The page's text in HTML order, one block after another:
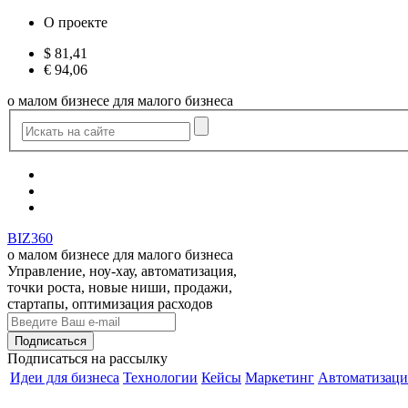
О проекте
$ 81,41
€ 94,06
о малом бизнесе для малого бизнеса
BIZ360
о малом бизнесе для малого бизнеса
Управление, ноу-хау, автоматизация,
точки роста, новые ниши, продажи,
стартапы, оптимизация расходов
Подписаться на рассылку
Идеи для бизнеса Технологии Кейсы Маркетинг